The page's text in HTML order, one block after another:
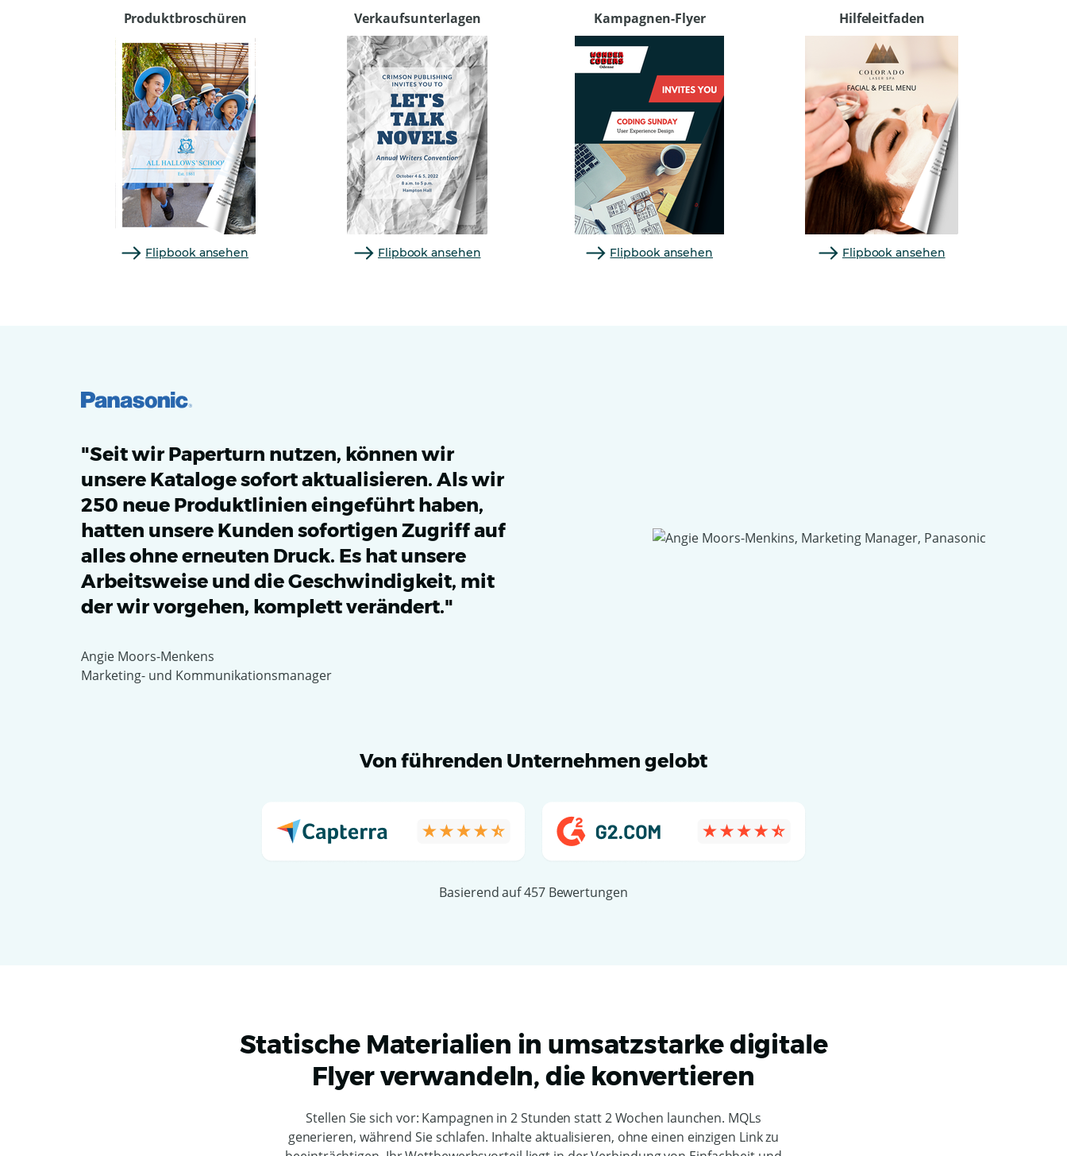
Produktbroschüren
Flipbook ansehen
Verkaufsunterlagen
Flipbook ansehen
Kampagnen-Flyer
Flipbook ansehen
Hilfeleitfaden
Flipbook ansehen
"Seit wir Paperturn nutzen, können wir
unsere Kataloge sofort aktualisieren. Als wir
250 neue Produktlinien eingeführt haben,
hatten unsere Kunden sofortigen Zugriff auf
alles ohne erneuten Druck. Es hat unsere
Arbeitsweise und die Geschwindigkeit, mit
der wir vorgehen, komplett verändert."
Angie Moors-Menkens
Marketing- und Kommunikationsmanager
Von führenden Unternehmen gelobt
Basierend auf 457 Bewertungen
Statische Materialien in umsatzstarke digitale
Flyer verwandeln, die konvertieren
Stellen Sie sich vor: Kampagnen in 2 Stunden statt 2 Wochen launchen. MQLs
generieren, während Sie schlafen. Inhalte aktualisieren, ohne einen einzigen Link zu